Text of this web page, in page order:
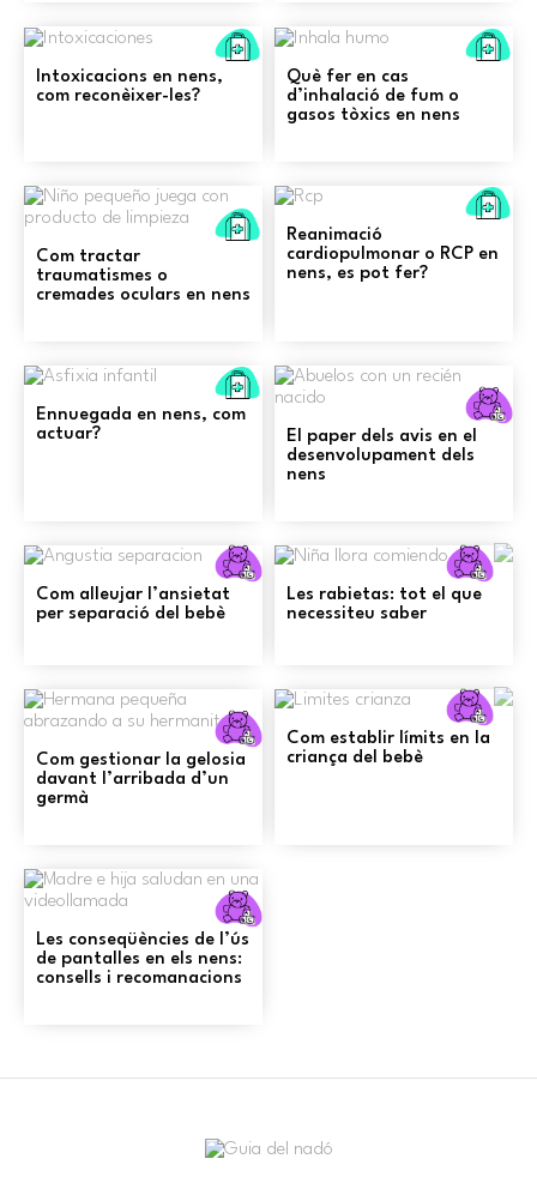
Primers
Intoxicacions en nens,
com reconèixer-les?
Què fer en cas
d’inhalació de fum o
gasos tòxics en nens
auxilis
Com tractar
traumatismes o
cremades oculars en nens
Reanimació
cardiopulmonar o RCP en
nens, es pot fer?
Primers
auxilis
Ennuegada en nens, com
actuar?
El paper dels avis en el
desenvolupament dels
nens
Criança
Com alleujar l’ansietat
per separació del bebè
Les rabietas: tot el que
necessiteu saber
Criança
Com gestionar la gelosia
davant l’arribada d’un
germà
Com establir límits en la
criança del bebè
Les conseqüències de l’ús
de pantalles en els nens:
consells i recomanacions